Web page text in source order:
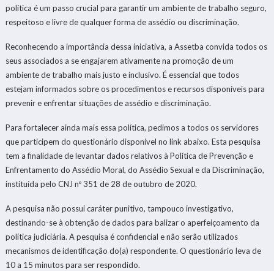
política é um passo crucial para garantir um ambiente de trabalho seguro,
respeitoso e livre de qualquer forma de assédio ou discriminação.
Reconhecendo a importância dessa iniciativa, a Assetba convida todos os
seus associados a se engajarem ativamente na promoção de um
ambiente de trabalho mais justo e inclusivo. É essencial que todos
estejam informados sobre os procedimentos e recursos disponíveis para
prevenir e enfrentar situações de assédio e discriminação.
Para fortalecer ainda mais essa política, pedimos a todos os servidores
que participem do questionário disponível no link abaixo. Esta pesquisa
tem a finalidade de levantar dados relativos à Política de Prevenção e
Enfrentamento do Assédio Moral, do Assédio Sexual e da Discriminação,
instituída pelo CNJ nº 351 de 28 de outubro de 2020.
A pesquisa não possui caráter punitivo, tampouco investigativo,
destinando-se à obtenção de dados para balizar o aperfeiçoamento da
política judiciária. A pesquisa é confidencial e não serão utilizados
mecanismos de identificação do(a) respondente. O questionário leva de
10 a 15 minutos para ser respondido.